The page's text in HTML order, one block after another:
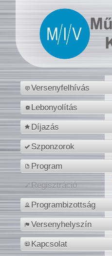
Versenyfelhívás
Lebonyolítás
Díjazás
Szponzorok
Program
Regisztráció
Programbizottság
Versenyhelyszín
Kapcsolat